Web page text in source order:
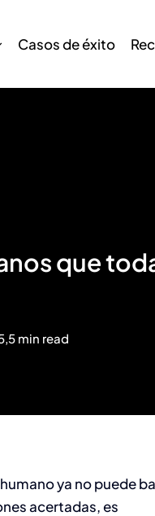
Casos de éxito
que
min read
ya no puede
acertadas, es